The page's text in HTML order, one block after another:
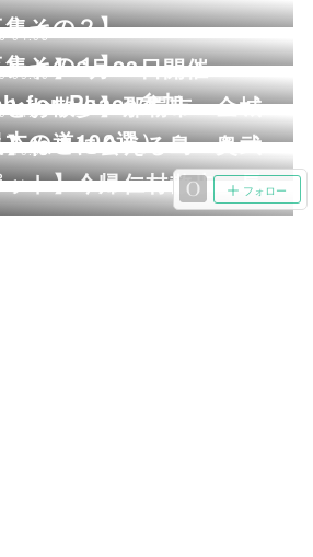
その２】
その１】
04:03
ント】6月23日開催
for Peace参加
09:00
とお散歩】那覇市 金城
の道100選）
04:06
】ねこに会える島 奥武
10:00
ト】今帰仁村散歩＿長
09:48
ト】糸満市＿沖縄県平
フォロー